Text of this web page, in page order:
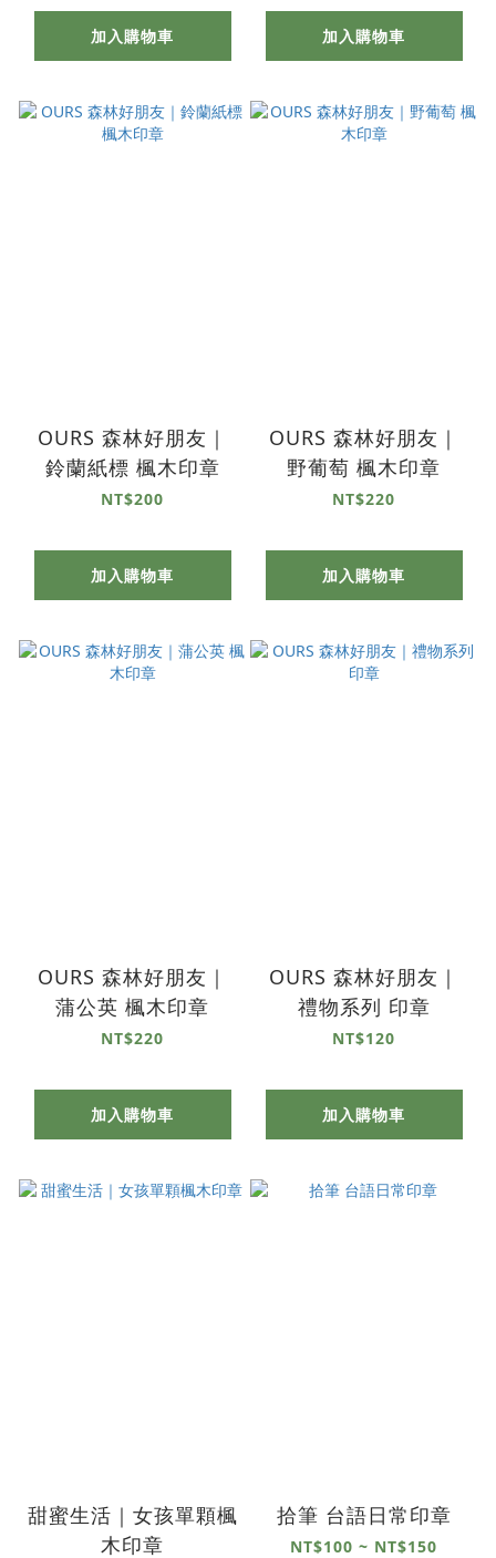
加入購物車 加入購物車
OURS 森林好朋友｜
鈴蘭紙標 楓木印章
NT$200
加入購物車
OURS 森林好朋友｜
野葡萄 楓木印章
NT$220
加入購物車
OURS 森林好朋友｜
蒲公英 楓木印章
NT$220
加入購物車
OURS 森林好朋友｜
禮物系列 印章
NT$120
加入購物車
甜蜜生活｜女孩單顆楓
木印章
拾筆 台語日常印章
NT$100 ~ NT$150